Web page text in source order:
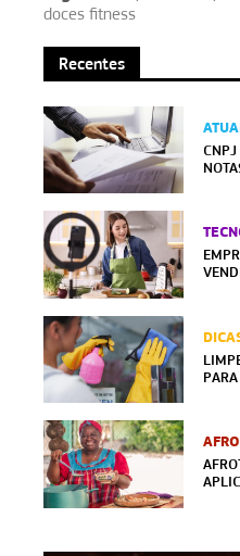
doces fitness
Recentes